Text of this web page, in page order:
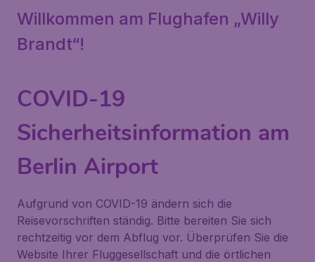
Willkommen am Flughafen „Willy
Brandt“!
COVID-19
Sicherheitsinformation am
Berlin Airport
Aufgrund von COVID-19 ändern sich die
Reisevorschriften ständig. Bitte bereiten Sie sich
rechtzeitig vor dem Abflug vor. Überprüfen Sie die
Website Ihrer Fluggesellschaft und die örtlichen